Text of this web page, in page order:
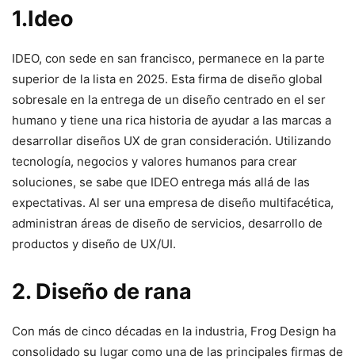
1.Ideo
IDEO, con sede en san francisco, permanece en la parte
⁢superior de la lista en 2025. Esta firma de diseño global
sobresale en la entrega de ‍un diseño‍ centrado ⁢en el⁣ ser
humano y tiene ‌una rica historia de ayudar a las marcas a⁣
desarrollar diseños UX⁤ de gran consideración. Utilizando
tecnología, negocios y valores humanos para crear
soluciones, se sabe que IDEO entrega más ⁢allá de las
‍expectativas. Al ser una empresa de ⁤diseño ​multifacética,
administran áreas de diseño de servicios, desarrollo de
productos y diseño de ​UX/UI.
2. Diseño de rana
Con más de cinco décadas en la‍ industria, Frog ⁤Design ha
⁢consolidado su lugar como una de las principales firmas‌ de